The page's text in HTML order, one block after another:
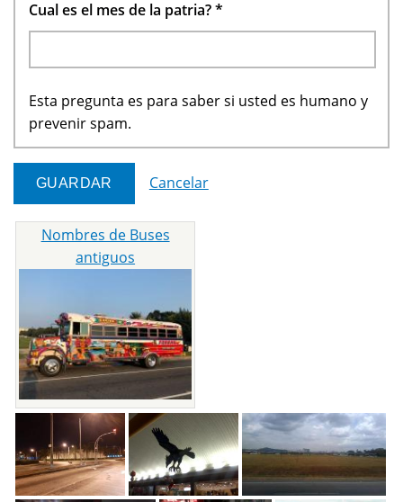
Cual es el mes de la patria?*
Esta pregunta es para saber si usted es humano y
prevenir spam.
Cancelar
Nombres de Buses
antiguos